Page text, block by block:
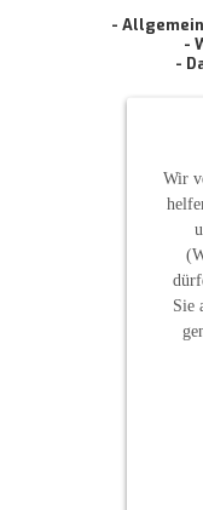
-
-
-
Wir
Sie